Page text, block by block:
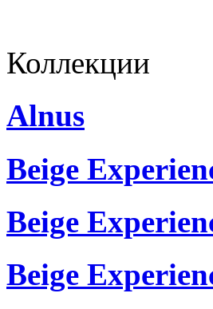
Коллекции
Alnus
Beige
Beige
Beige